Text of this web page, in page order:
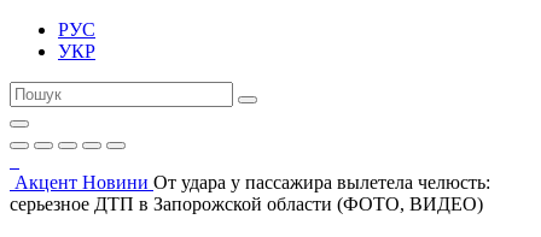
РУС
УКР
Акцент Новини От удара у пассажира вылетела челюсть:
серьезное ДТП в Запорожской области (ФОТО, ВИДЕО)